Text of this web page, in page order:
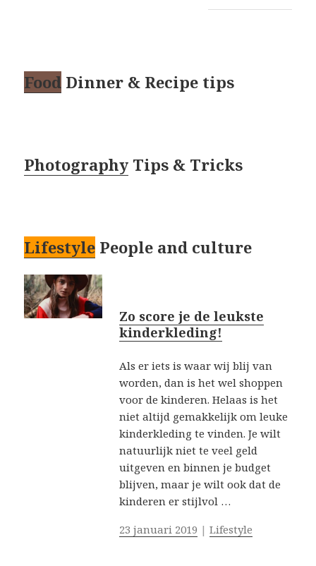
Food Dinner & Recipe tips
Photography Tips & Tricks
Lifestyle People and culture
Zo score je de leukste
kinderkleding!
Als er iets is waar wij blij van
worden, dan is het wel shoppen
voor de kinderen. Helaas is het
niet altijd gemakkelijk om leuke
kinderkleding te vinden. Je wilt
natuurlijk niet te veel geld
uitgeven en binnen je budget
blijven, maar je wilt ook dat de
kinderen er stijlvol …
23 januari 2019 | Lifestyle